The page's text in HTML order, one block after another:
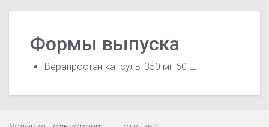
Формы выпуска
Верапростан капсулы 350 мг 60 шт